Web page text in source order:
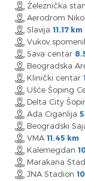
Železnička
Aerodrom
Slavija 11.17 km
Vukov
Sava centar
Beogradska
Klinički centar
Ušće Šoping
Delta City
Ada Ciganlija
Beogradski
VMA 11.45 km
Kalemegdan
Marakana
JNA Stadion